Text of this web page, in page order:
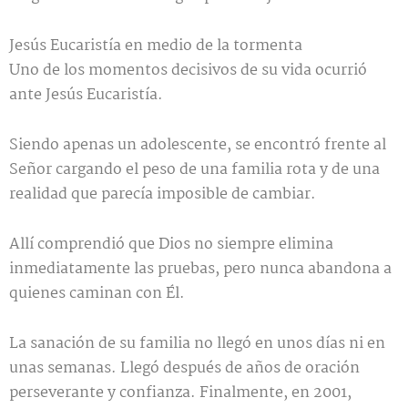
Jesús Eucaristía en medio de la tormenta
Uno de los momentos decisivos de su vida ocurrió
ante Jesús Eucaristía.
Siendo apenas un adolescente, se encontró frente al
Señor cargando el peso de una familia rota y de una
realidad que parecía imposible de cambiar.
Allí comprendió que Dios no siempre elimina
inmediatamente las pruebas, pero nunca abandona a
quienes caminan con Él.
La sanación de su familia no llegó en unos días ni en
unas semanas. Llegó después de años de oración
perseverante y confianza. Finalmente, en 2001,